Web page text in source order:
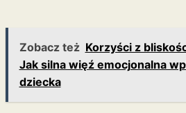
Zobacz też Korzyści z
Jak silna więź emocjonalna
dziecka